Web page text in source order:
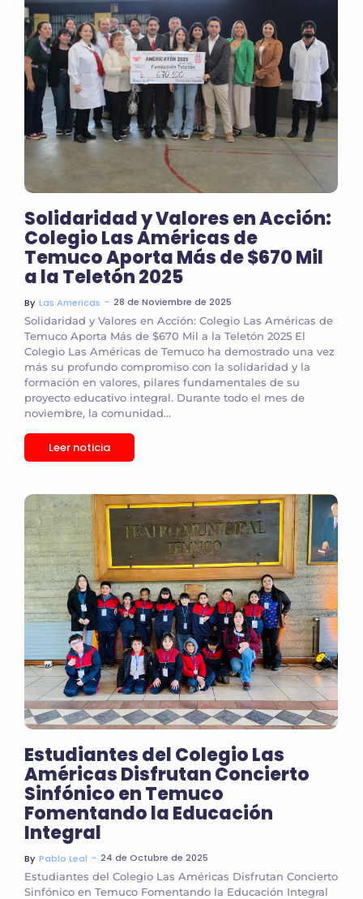
Solidaridad y Valores en Acción:
Colegio Las Américas de
Temuco Aporta Más de $670 Mil
a la Teletón 2025
By Las Americas ~ 28 de Noviembre de 2025
Solidaridad y Valores en Acción: Colegio Las Américas de
Temuco Aporta Más de $670 Mil a la Teletón 2025 El
Colegio Las Américas de Temuco ha demostrado una vez
más su profundo compromiso con la solidaridad y la
formación en valores, pilares fundamentales de su
proyecto educativo integral. Durante todo el mes de
noviembre, la comunidad...
Leer noticia
Estudiantes del Colegio Las
Américas Disfrutan Concierto
Sinfónico en Temuco
Fomentando la Educación
Integral
By Pablo Leal ~ 24 de Octubre de 2025
Estudiantes del Colegio Las Américas Disfrutan Concierto
Sinfónico en Temuco Fomentando la Educación Integral